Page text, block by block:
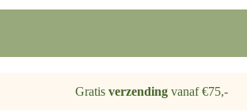
Gratis verzendingvanaf €75,-